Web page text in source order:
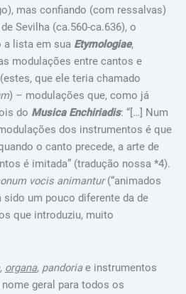
mas confiando (com ressalvas)
Sevilha (ca.560-ca.636), o
a lista em sua Etymologiae,
modulações entre cantos e
que ele teria chamado
) – modulações que, como já
do Musica Enchiriadis: “[…] Num
dos instrumentos é que
o canto precede, a arte de
é imitada” (tradução nossa *4).
vocis animantur(“animados
sido um pouco diferente da de
que introduziu, muito
organa, pandoriae instrumentos
geral para todos os